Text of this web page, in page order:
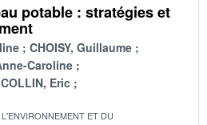
potable : stratégies et
CHOISY, Guillaume
Caroline
COLLIN, Eric
ET DU